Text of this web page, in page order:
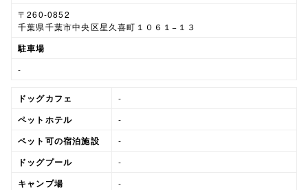
〒260-0852
千葉県千葉市中央区星久喜町１０６１−１３
駐車場
-
ドッグカフェ -
ペットホテル -
ペット可の宿泊施設 -
ドッグプール -
キャンプ場 -